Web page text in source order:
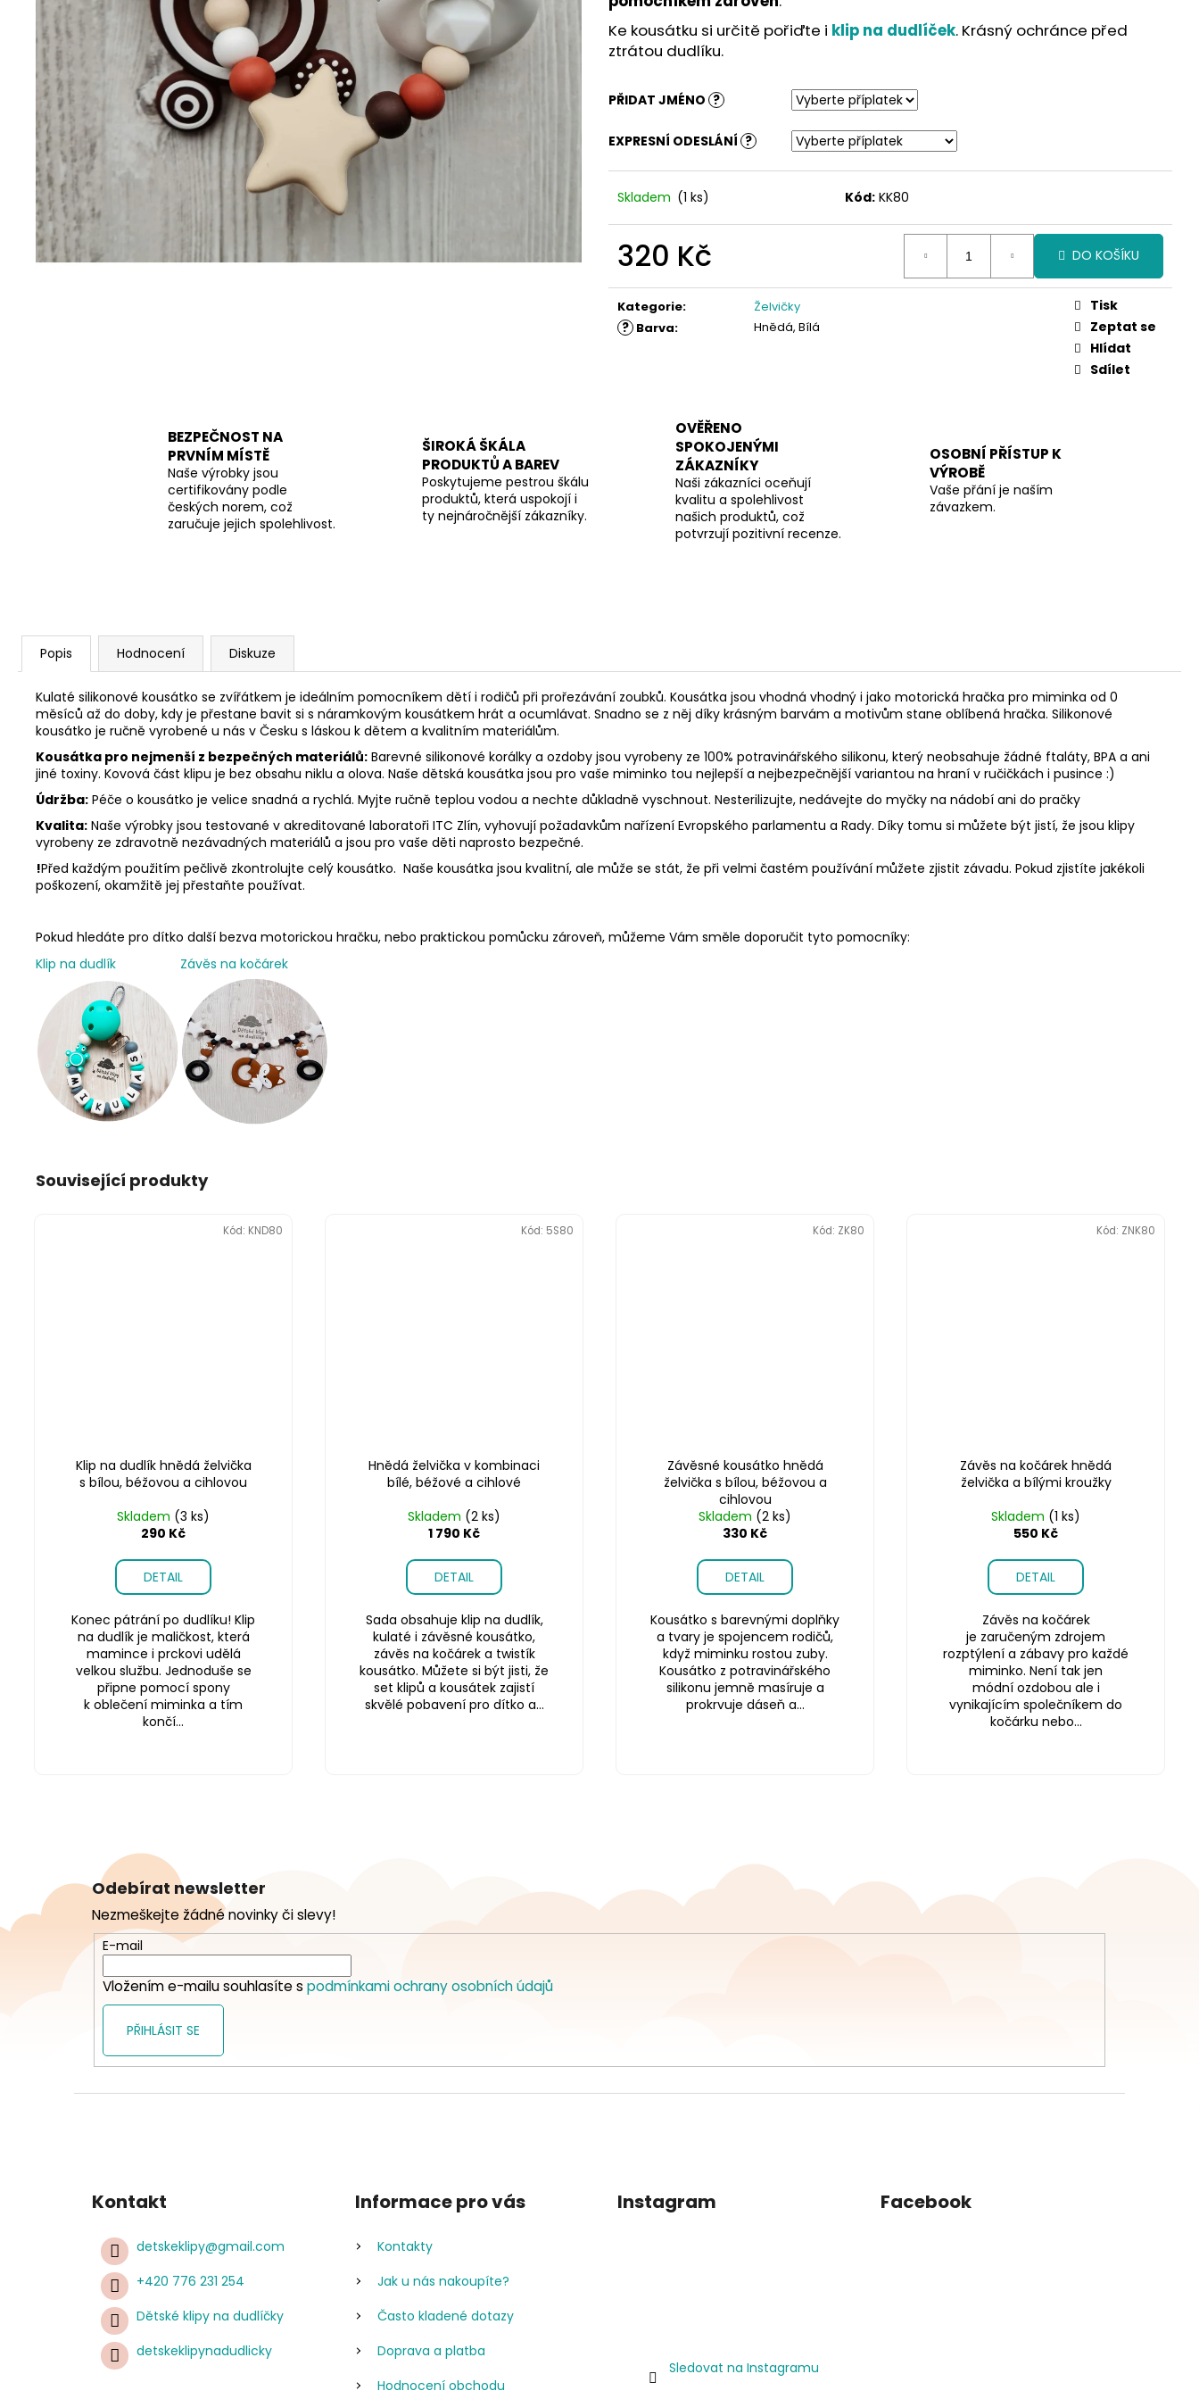
Ke kousátku si určitě pořiďte i klip na dudlíček. Krásný ochránce před
ztrátou dudlíku.
PŘIDAT JMÉNO ?
EXPRESNÍ ODESLÁNÍ ?
Skladem (1 ks) Kód: KK80
320 Kč
cena:
DO KOŠÍKU
Kategorie: Želvičky
? Barva: Hnědá, Bílá
Tisk
Zeptat se
Hlídat
Sdílet
BEZPEČNOST NA
PRVNÍM MÍSTĚ
Naše výrobky jsou
certifikovány podle
českých norem, což
zaručuje jejich spolehlivost.
ŠIROKÁ ŠKÁLA
PRODUKTŮ A BAREV
Poskytujeme pestrou škálu
produktů, která uspokojí i
ty nejnáročnější zákazníky.
OVĚŘENO
SPOKOJENÝMI
ZÁKAZNÍKY
Naši zákazníci oceňují
kvalitu a spolehlivost
našich produktů, což
potvrzují pozitivní recenze.
OSOBNÍ PŘÍSTUP K
VÝROBĚ
Vaše přání je naším
závazkem.
Popis Hodnocení Diskuze
Kulaté silikonové kousátko se zvířátkem je ideálním pomocníkem dětí i rodičů při prořezávání zoubků. Kousátka jsou vhodná vhodný i jako motorická hračka pro miminka od 0
měsíců až do doby, kdy je přestane bavit si s náramkovým kousátkem hrát a ocumlávat. Snadno se z něj díky krásným barvám a motivům stane oblíbená hračka. Silikonové
kousátko je ručně vyrobené u nás v Česku s láskou k dětem a kvalitním materiálům.
Kousátka pro nejmenší z bezpečných materiálů: Barevné silikonové korálky a ozdoby jsou vyrobeny ze 100% potravinářského silikonu, který neobsahuje žádné ftaláty, BPA a ani
jiné toxiny. Kovová část klipu je bez obsahu niklu a olova. Naše dětská kousátka jsou pro vaše miminko tou nejlepší a nejbezpečnější variantou na hraní v ručičkách i pusince :)
Údržba: Péče o kousátko je velice snadná a rychlá. Myjte ručně teplou vodou a nechte důkladně vyschnout. Nesterilizujte, nedávejte do myčky na nádobí ani do pračky
Kvalita: Naše výrobky jsou testované v akreditované laboratoři ITC Zlín, vyhovují požadavkům nařízení Evropského parlamentu a Rady. Díky tomu si můžete být jistí, že jsou klipy
vyrobeny ze zdravotně nezávadných materiálů a jsou pro vaše děti naprosto bezpečné.
!Před každým použitím pečlivě zkontrolujte celý kousátko. Naše kousátka jsou kvalitní, ale může se stát, že při velmi častém používání můžete zjistit závadu. Pokud zjistíte jakékoli
poškození, okamžitě jej přestaňte používat.
Pokud hledáte pro dítko další bezva motorickou hračku, nebo praktickou pomůcku zároveň, můžeme Vám směle doporučit tyto pomocníky:
Klip na dudlík
Závěs na kočárek
Související produkty
Klip na dudlík hnědá želvička
s bílou, béžovou a cihlovou
Skladem (3 ks)
290 Kč
DETAIL
Konec pátrání po dudlíku! Klip
na dudlík je maličkost, která
mamince i prckovi udělá
velkou službu. Jednoduše se
připne pomocí spony
k oblečení miminka a tím
končí...
Kód: KND80
Hnědá želvička v kombinaci
bílé, béžové a cihlové
Skladem (2 ks)
1 790 Kč
DETAIL
Sada obsahuje klip na dudlík,
kulaté i závěsné kousátko,
závěs na kočárek a twistík
kousátko. Můžete si být jisti, že
set klipů a kousátek zajistí
skvělé pobavení pro dítko a...
Kód: 5S80
Závěsné kousátko hnědá
želvička s bílou, béžovou a
cihlovou
Skladem (2 ks)
330 Kč
DETAIL
Kousátko s barevnými doplňky
a tvary je spojencem rodičů,
když miminku rostou zuby.
Kousátko z potravinářského
silikonu jemně masíruje a
prokrvuje dáseň a...
Kód: ZK80
Závěs na kočárek hnědá
želvička a bílými kroužky
Skladem (1 ks)
550 Kč
DETAIL
Závěs na kočárek
je zaručeným zdrojem
rozptýlení a zábavy pro každé
miminko. Není tak jen
módní ozdobou ale i
vynikajícím společníkem do
kočárku nebo...
Kód: ZNK80
a
Odebírat newsletter
Nezmeškejte žádné novinky či slevy!
E-mail
Vložením e-mailu souhlasíte s podmínkami ochrany osobních údajů
PŘIHLÁSIT SE
Kontakt
detskeklipy@gmail.com
+420 776 231 254
Dětské klipy na dudlíčky
detskeklipynadudlicky
Informace pro vás
Kontakty
Jak u nás nakoupíte?
Často kladené dotazy
Doprava a platba
Hodnocení obchodu
Instagram
Sledovat na Instagramu
Facebook